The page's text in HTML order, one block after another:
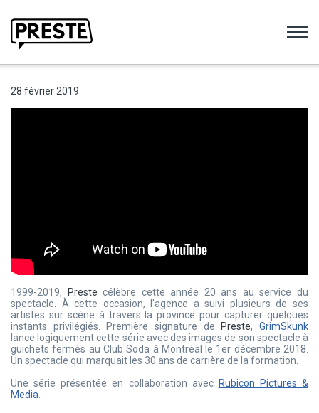
28 février 2019
1999-2019, Preste célèbre cette année 20 ans au service du
spectacle. À cette occasion, l'agence a suivi plusieurs de ses
artistes sur scène à travers la province pour capturer quelques
instants privilégiés. Première signature de
Preste,GrimSkunk
lance logiquement cette série avec des images de son spectacle à
guichets fermés au Club Soda à Montréal le 1er décembre 2018.
Un spectacle qui marquait les 30 ans de carrière de la formation.
Une série présentée en collaboration avec Rubicon Pictures &
Media